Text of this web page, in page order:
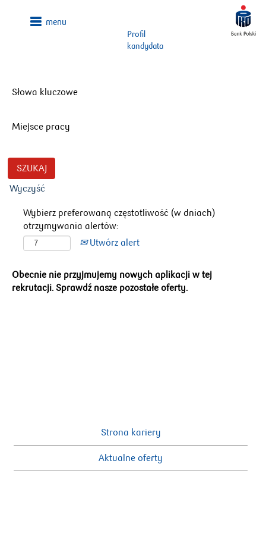
Profil
kandydata
Słowa kluczowe
Miejsce pracy
Wyczyść
Wybierz preferowaną częstotliwość (w dniach)
otrzymywania alertów:
Utwórz alert
Obecnie nie przyjmujemy nowych aplikacji w tej
rekrutacji. Sprawdź nasze pozostałe oferty.
Strona kariery
Aktualne oferty